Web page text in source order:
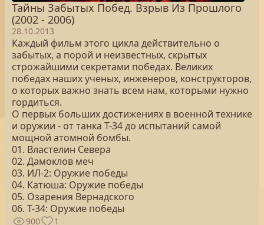
Тайны Забытых Побед. Взрыв Из Прошлого
(2002 - 2006)
28.10.2013
Каждый фильм этого цикла действительно о
забытых, а порой и неизвестных, скрытых
строжайшими секретами победах. Великих
победах наших ученых, инженеров, конструкторов,
о которых важно знать всем нам, которыми нужно
гордиться.
О первых больших достижениях в военной технике
и оружии - от танка Т-34 до испытаний самой
мощной атомной бомбы.
01. Властелин Севера
02. Дамоклов меч
03. ИЛ-2: Оружие победы
04. Катюша: Оружие победы
05. Озарения Вернадского
06. Т-34: Оружие победы
900 1